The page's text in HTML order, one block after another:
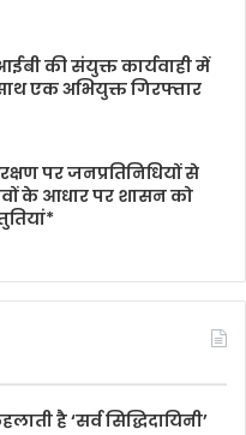
की संयुक्त कार्यवाही में
एक अभियुक्त गिरफ्तार
पर जनप्रतिनिधियों से
के आधार पर शासन को
है ‘सर्व सिद्धिदायिनी’